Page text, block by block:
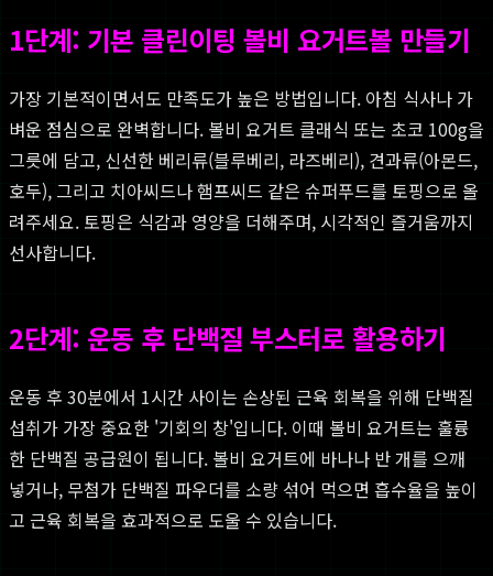
1단계: 기본 클린이팅 볼비 요거트볼 만들기
가장 기본적이면서도 만족도가 높은 방법입니다. 아침 식사나 가
벼운 점심으로 완벽합니다. 볼비 요거트 클래식 또는 초코 100g을
그릇에 담고, 신선한 베리류(블루베리, 라즈베리), 견과류(아몬드,
호두), 그리고 치아씨드나 햄프씨드 같은 슈퍼푸드를 토핑으로 올
려주세요. 토핑은 식감과 영양을 더해주며, 시각적인 즐거움까지
선사합니다.
2단계: 운동 후 단백질 부스터로 활용하기
운동 후 30분에서 1시간 사이는 손상된 근육 회복을 위해 단백질
섭취가 가장 중요한 '기회의 창'입니다. 이때 볼비 요거트는 훌륭
한 단백질 공급원이 됩니다. 볼비 요거트에 바나나 반 개를 으깨
넣거나, 무첨가 단백질 파우더를 소량 섞어 먹으면 흡수율을 높이
고 근육 회복을 효과적으로 도울 수 있습니다.